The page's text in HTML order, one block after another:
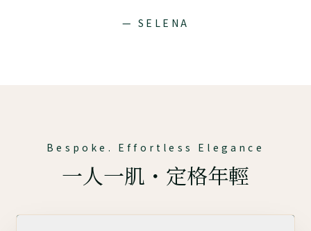
— SELENA
Bespoke. Effortless Elegance
一人一肌・定格年輕